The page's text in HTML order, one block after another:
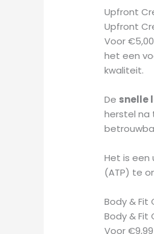
Upfront
Upfront
Voor
het een
kwaliteit.
De snelle
herstel na
Het is
(ATP) te
Body & Fit
Body &
Voor